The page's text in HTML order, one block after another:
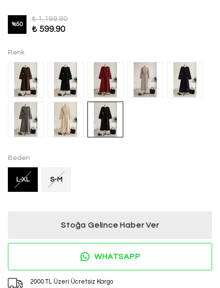
%50
₺ 1,199.80
₺ 599.90
Renk
Beden
L-XL S-M
Stoğa Gelince Haber Ver
WHATSAPP
2000 TL Üzeri Ücretsiz Kargo